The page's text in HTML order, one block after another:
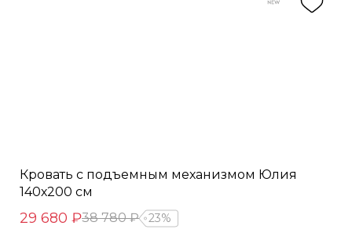
Кровать с подъемным механизмом Юлия
140х200 см
29 680 ₽38 780 ₽ 23%